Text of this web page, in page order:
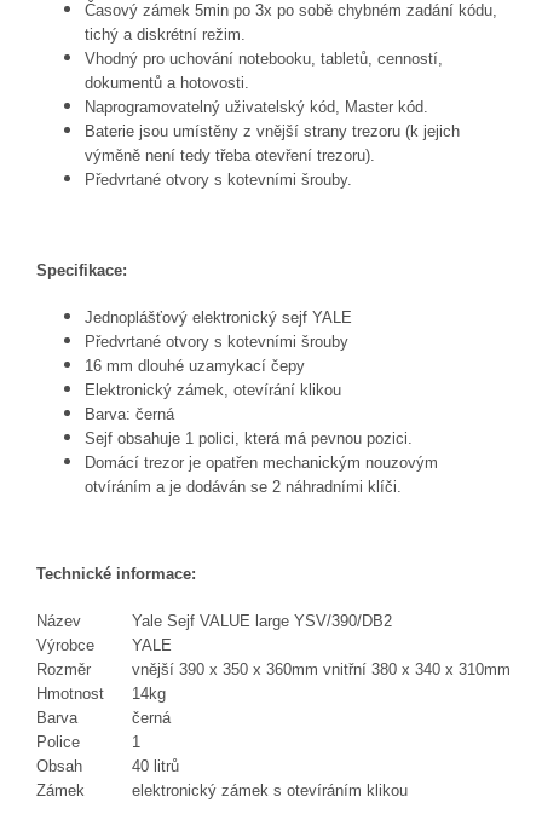
Časový zámek 5min po 3x po sobě chybném zadání kódu,
tichý a diskrétní režim.
Vhodný pro uchování notebooku, tabletů, cenností,
dokumentů a hotovosti.
Napro­gramovatelný uživatelský kód, Master kód.
Baterie jsou umístěny z vnější strany trezoru (k jejich
výměně není tedy třeba otevření trezoru).
Předvrtané otvory s kotevními šrouby.
Specifikace:
Jednoplášťový elektronický sejf YALE
Předvrtané otvory s kotevními šrouby
16 mm dlouhé uzamykací čepy
Elektronický zámek, otevírání klikou
Barva: černá
Sejf obsahuje 1 polici, která má pevnou pozici.
Domácí trezor je opatřen mechanickým nouzovým
otvíráním a je dodáván se 2 náhradními klíči.
Technické informace:
Název
Yale Sejf VALUE large YSV/390/DB2
Výrobce
YALE
Rozměr
vnější 390 x 350 x 360mm vnitřní 380 x 340 x 310mm
Hmotnost
14kg
Barva
černá
Police
1
Obsah
40 litrů
Zámek
elektronický zámek s otevíráním klikou